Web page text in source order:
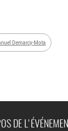
Demarcy-Mota
DE L'ÉVÉNEMENT